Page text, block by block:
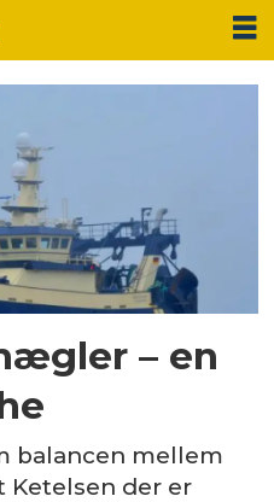
– en
balancen mellem
der er